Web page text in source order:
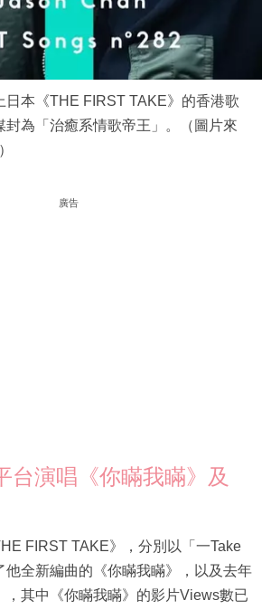
日本《THE FIRST TAKE》的香港歌
封為「治癒系情歌帝王」。（圖片來
廣告
台演唱《你瞞我瞞》及
FIRST TAKE》，分別以「一Take
他全新編曲的《你瞞我瞞》，以及去年
，其中《你瞞我瞞》的影片Views數已